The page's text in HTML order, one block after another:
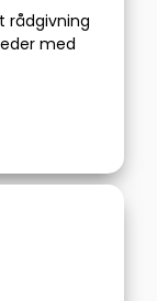
rådgivning
med